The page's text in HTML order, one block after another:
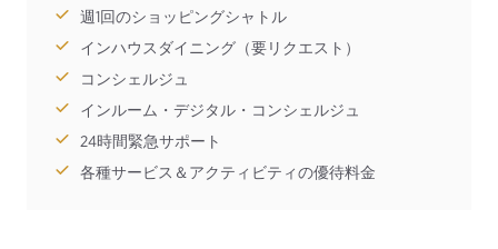
週1回のショッピングシャトル
インハウスダイニング（要リクエスト）
コンシェルジュ
インルーム・デジタル・コンシェルジュ
24時間緊急サポート
各種サービス＆アクティビティの優待料金